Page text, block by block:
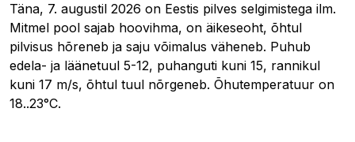
Täna, 7. augustil 2026 on Eestis pilves selgimistega ilm.
Mitmel pool sajab hoovihma, on äikeseoht, õhtul
pilvisus hõreneb ja saju võimalus väheneb. Puhub
edela- ja läänetuul 5-12, puhanguti kuni 15, rannikul
kuni 17 m/s, õhtul tuul nõrgeneb. Õhutemperatuur on
18..23°C.